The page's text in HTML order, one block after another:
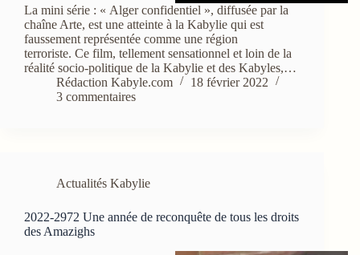
La mini série : « Alger confidentiel », diffusée par la
chaîne Arte, est une atteinte à la Kabylie qui est
faussement représentée comme une région
terroriste. Ce film, tellement sensationnel et loin de la
réalité socio-politique de la Kabylie et des Kabyles,…
Rédaction Kabyle.com
18 février 2022
3 commentaires
Actualités Kabylie
2022-2972 Une année de reconquête de tous les droits
des Amazighs